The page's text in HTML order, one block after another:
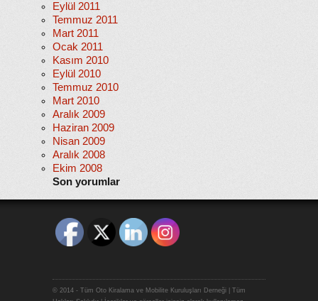
Eylül 2011
Temmuz 2011
Mart 2011
Ocak 2011
Kasım 2010
Eylül 2010
Temmuz 2010
Mart 2010
Aralık 2009
Haziran 2009
Nisan 2009
Aralık 2008
Ekim 2008
Son yorumlar
© 2014 - Tüm Oto Kiralama ve Mobilite Kuruluşları Derneği | Tüm